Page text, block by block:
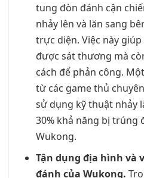
tung đòn đánh cận
nhảy lên và lăn sang
trực diện. Việc này
được sát thương mà
cách để phản công.
từ các game thủ
sử dụng kỹ thuật nhảy
30% khả năng bị trúng
Wukong.
Tận dụng địa hình và
đánh của Wukong.